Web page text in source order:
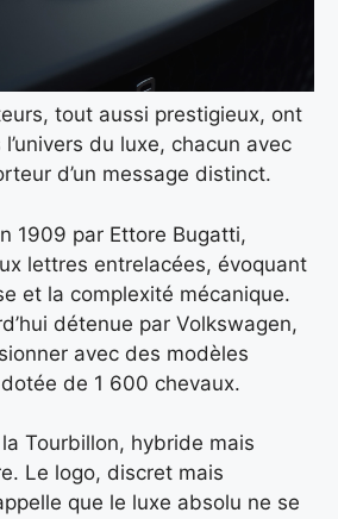
tout aussi prestigieux, ont
l’univers du luxe, chacun avec
d’un message distinct.
1909 par Ettore Bugatti,
lettres entrelacées, évoquant
et la complexité mécanique.
détenue par Volkswagen,
avec des modèles
de 1 600 chevaux.
Tourbillon, hybride mais
Le logo, discret mais
que le luxe absolu ne se